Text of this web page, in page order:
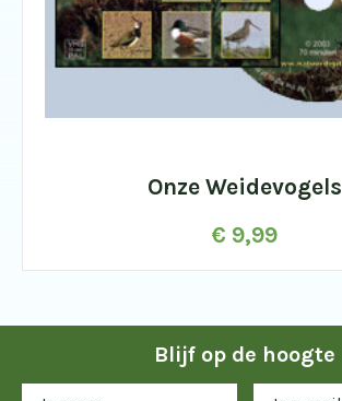
Onze Weidevogels
€ 9,99
Blijf op de hoogte